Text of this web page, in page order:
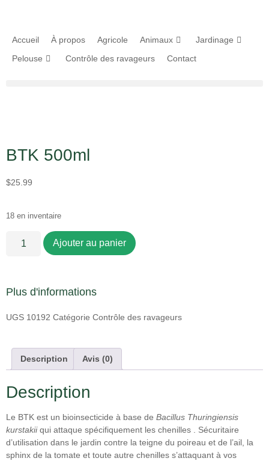
Accueil À propos Agricole Animaux
Jardinage
Pelouse
Contrôle des ravageurs Contact
BTK 500ml
$25.99
18 en inventaire
Ajouter au panier
Plus d'informations
UGS 10192 Catégorie Contrôle des ravageurs
Description Avis (0)
Description
Le BTK est un bioinsecticide à base de Bacillus Thuringiensis
kurstakiiqui attaque spécifiquement les chenilles . Sécuritaire
d’utilisation dans le jardin contre la teigne du poireau et de l’ail, la
sphinx de la tomate et toute autre chenilles s’attaquant à vos